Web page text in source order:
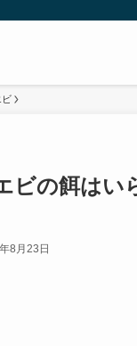
ビ
ビの餌はい
8月23日